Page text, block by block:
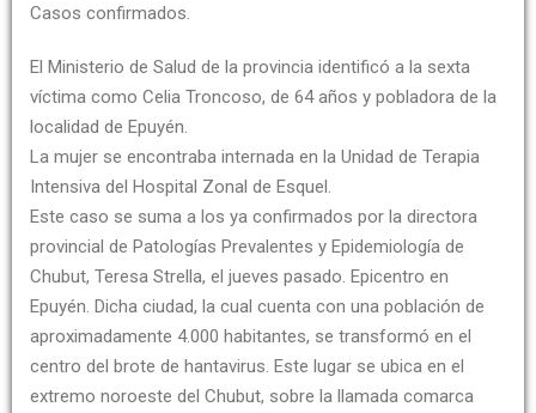
Casos confirmados.
El Ministerio de Salud de la provincia identificó a la sexta
víctima como Celia Troncoso, de 64 años y pobladora de la
localidad de Epuyén.
La mujer se encontraba internada en la Unidad de Terapia
Intensiva del Hospital Zonal de Esquel.
Este caso se suma a los ya confirmados por la directora
provincial de Patologías Prevalentes y Epidemiología de
Chubut, Teresa Strella, el jueves pasado. Epicentro en
Epuyén. Dicha ciudad, la cual cuenta con una población de
aproximadamente 4.000 habitantes, se transformó en el
centro del brote de hantavirus. Este lugar se ubica en el
extremo noroeste del Chubut, sobre la llamada comarca